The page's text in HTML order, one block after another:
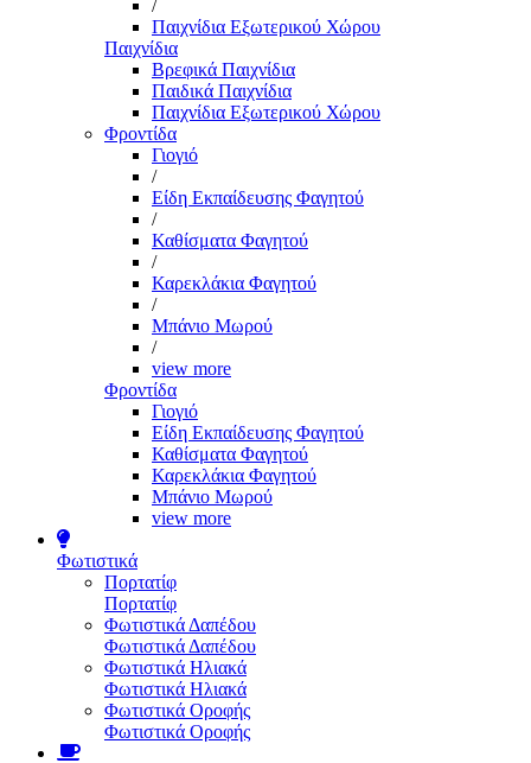
/
Παιχνίδια Εξωτερικού Χώρου
Παιχνίδια
Βρεφικά Παιχνίδια
Παιδικά Παιχνίδια
Παιχνίδια Εξωτερικού Χώρου
Φροντίδα
Γιογιό
/
Είδη Εκπαίδευσης Φαγητού
/
Καθίσματα Φαγητού
/
Καρεκλάκια Φαγητού
/
Μπάνιο Μωρού
/
view more
Φροντίδα
Γιογιό
Είδη Εκπαίδευσης Φαγητού
Καθίσματα Φαγητού
Καρεκλάκια Φαγητού
Μπάνιο Μωρού
view more
Φωτιστικά
Πορτατίφ
Πορτατίφ
Φωτιστικά Δαπέδου
Φωτιστικά Δαπέδου
Φωτιστικά Ηλιακά
Φωτιστικά Ηλιακά
Φωτιστικά Οροφής
Φωτιστικά Οροφής